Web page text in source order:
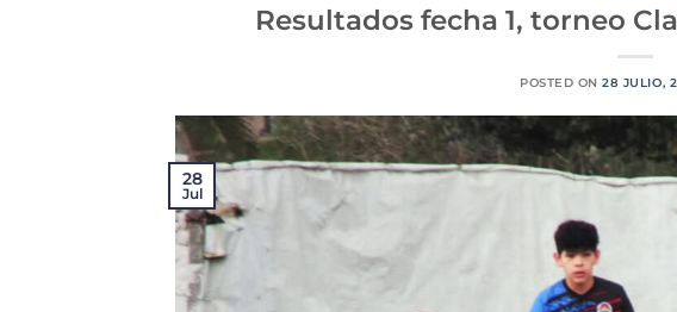
Resultados fecha 1, torneo
POSTED ON28 JULIO,
28
Jul